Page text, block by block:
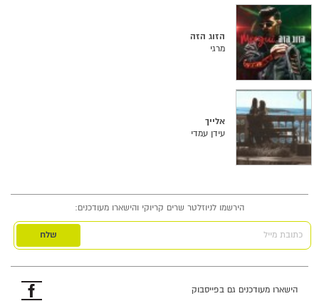
הזוג הזה
מרגי
אלייך
עידן עמדי
הירשמו לניוזלטר שרים קריוקי והישארו מעודכנים:
כתובת מייל
הישארו מעודכנים גם בפייסבוק